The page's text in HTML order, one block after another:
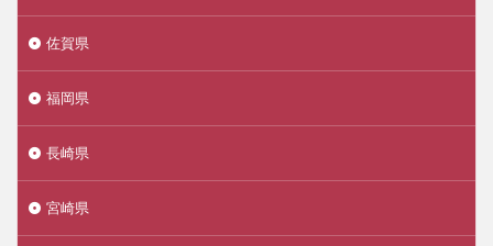
佐賀県
福岡県
長崎県
宮崎県